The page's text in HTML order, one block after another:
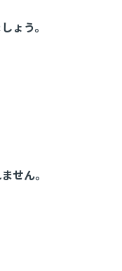
ょう。
せん。